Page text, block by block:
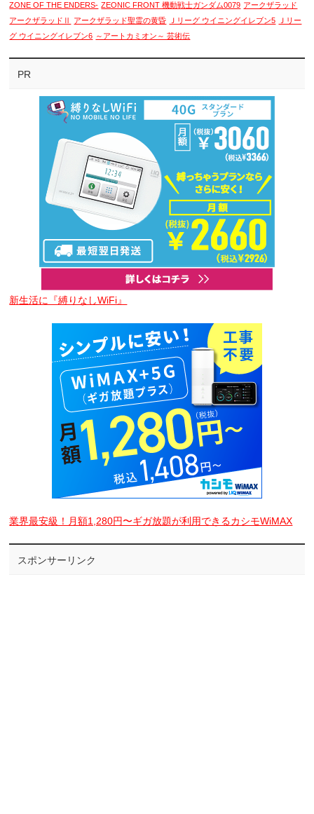
ZONE OF THE ENDERS- ZEONIC FRONT 機動戦士ガンダム0079 アークザラッド
アークザラッドⅡ
アークザラッド聖霊の黄昏 Ｊリーグ ウイニングイレブン5
Ｊリー
グ ウイニングイレブン6 ～アートカミオン～ 芸術伝
PR
新生活に『縛りなしWiFi』
業界最安級！月額1,280円〜ギガ放題が利用できるカシモWiMAX
スポンサーリンク